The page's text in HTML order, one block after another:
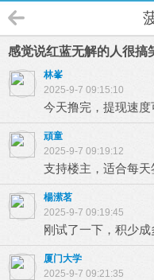
感觉说红蓝无解的人很搞
林峯
2025-9-7 09:15:10
今天撸完，提现速度
頑童
2025-9-7 09:19:12
支持楼主，适合每天
楊潆茗
2025-9-7 09:19:45
刚试了一下，积少成
厦门大学
2025-9-7 09:21:35